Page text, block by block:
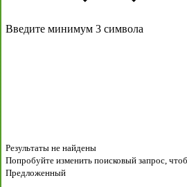
Введите минимум 3 символа
Результаты не найдены
Попробуйте изменить поисковый запрос,
Предложенный